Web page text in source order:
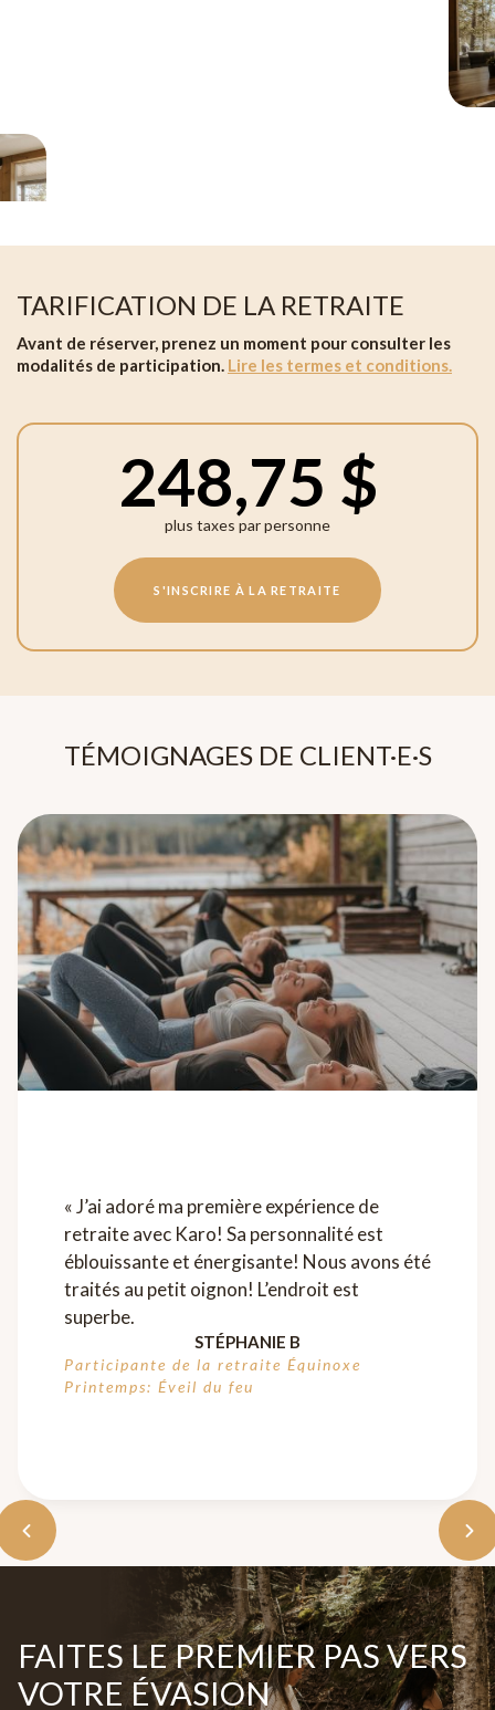
TARIFICATION DE LA RETRAITE
Avant de réserver, prenez un moment pour consulter les
modalités de participation. Lire les termes et conditions.
248,75 $
plus taxes par personne
S'INSCRIRE À LA RETRAITE
TÉMOIGNAGES DE CLIENT·E·S
« J’ai adoré ma première expérience de
retraite avec Karo! Sa personnalité est
éblouissante et énergisante! Nous avons été
traités au petit oignon! L’endroit est
superbe.
STÉPHANIE B
Participante de la retraite Équinoxe
Printemps: Éveil du feu
FAITES LE PREMIER PAS VERS
VOTRE ÉVASION